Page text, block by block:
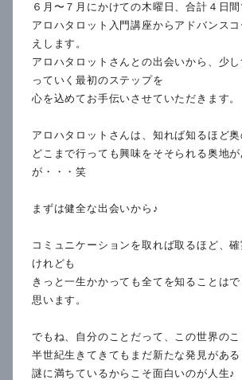
６月〜７月にかけての木曜日、合計４日間
アロハタロット入門講座からアドバンス
えします 。
アロハタロットさんとの出会いから、少
っていく最初のステップを
心を込めてお手伝いさせていただきます。
アロハタロットさんは、知れば知るほど奥
どこまで行っても興味をそそられる奥地
が・・・笑
まずは健全な出会いから♪
コミュニケーションを取れば取るほど、
けれども
きっと一生かかっても全てを知ることは
思います。
でもね、自分のことだって、この世界のこ
半世紀生きてきてもまだ新たな発見があ
謎に満ちているからこそ面白いのが人生♪